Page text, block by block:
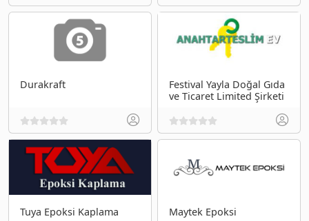
Durakraft
Festival Yayla Doğal Gıda
ve Ticaret Limited Şirketi
Tuya Epoksi Kaplama Maytek Epoksi